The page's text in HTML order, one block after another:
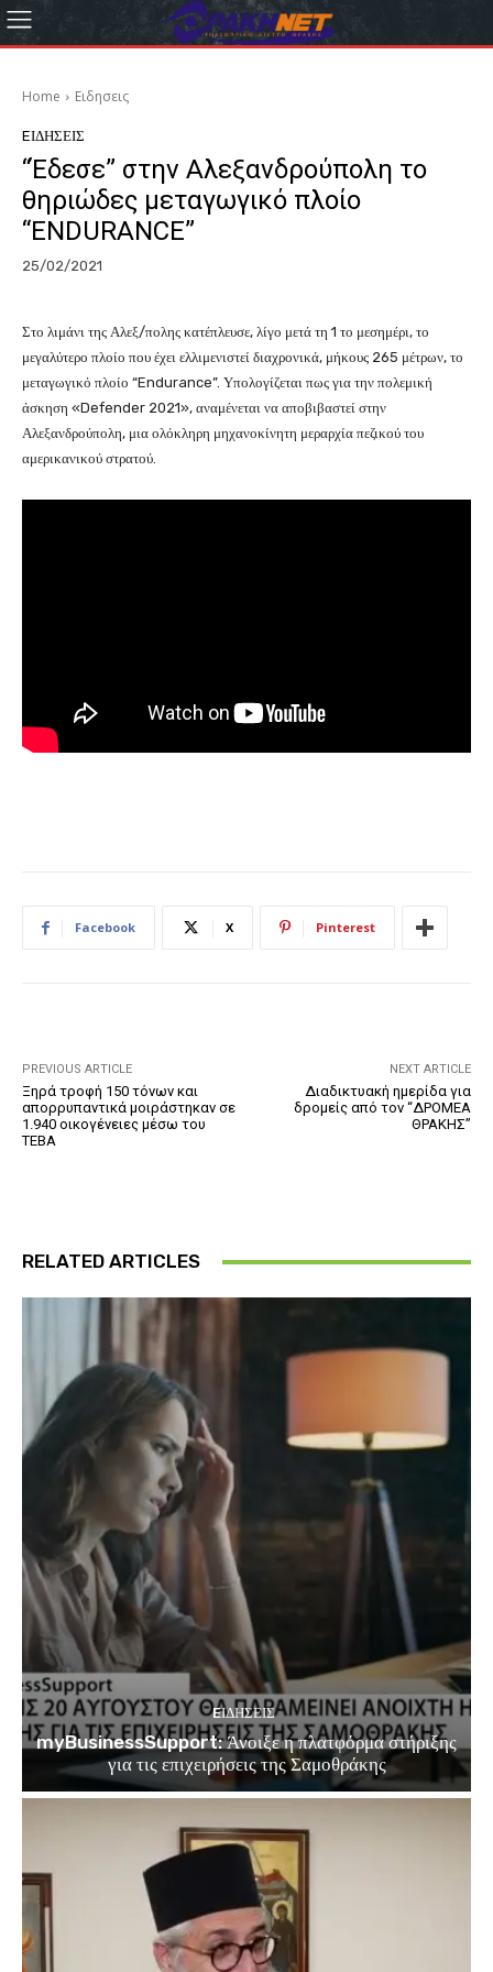
Home Eιδησεις
EΙΔΗΣΕΙΣ
“Έδεσε” στην Αλεξανδρούπολη το
θηριώδες μεταγωγικό πλοίο
“ENDURANCE”
25/02/2021
Στο λιμάνι της Αλεξ/πολης κατέπλευσε, λίγο μετά τη 1 το μεσημέρι, το
μεγαλύτερο πλοίο που έχει ελλιμενιστεί διαχρονικά, μήκους 265 μέτρων, το
μεταγωγικό πλοίο “Endurance”. Υπολογίζεται πως για την πολεμική
άσκηση «Defender 2021», αναμένεται να αποβιβαστεί στην
Αλεξανδρούπολη, μια ολόκληρη μηχανοκίνητη μεραρχία πεζικού του
αμερικανικού στρατού.
Facebook X Pinterest
PREVIOUS ARTICLE
Ξηρά τροφή 150 τόνων και
απορρυπαντικά μοιράστηκαν σε
1.940 οικογένειες μέσω του
ΤΕΒΑ
NEXT ARTICLE
Διαδικτυακή ημερίδα για
δρομείς από τον “ΔΡΟΜΕΑ
ΘΡΑΚΗΣ”
RELATED ARTICLES
EΙΔΗΣΕΙΣ
myBusinessSupport: Άνοιξε η πλατφόρμα στήριξης
για τις επιχειρήσεις της Σαμοθράκης